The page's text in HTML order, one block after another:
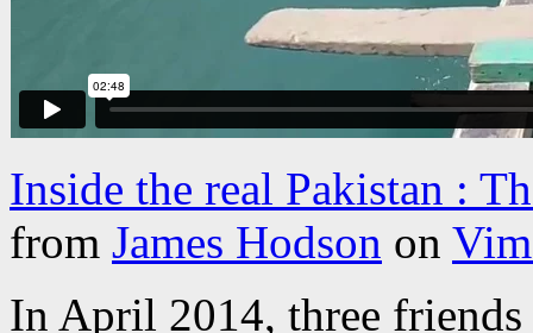
Inside the real Pakistan :
from James Hodson on
In April 2014, three